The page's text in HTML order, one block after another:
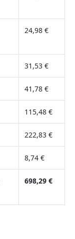
24,98 €
31,53 €
41,78 €
115,48 €
222,83 €
8,74 €
698,29 €